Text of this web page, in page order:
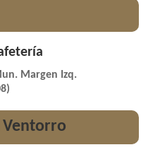
Margen Izq.
Ventorro